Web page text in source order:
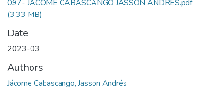
097- JÁCOME CABASCANGO JASSON ANDRÉS.pdf
(3.33 MB)
Date
2023-03
Authors
Jácome Cabascango, Jasson Andrés